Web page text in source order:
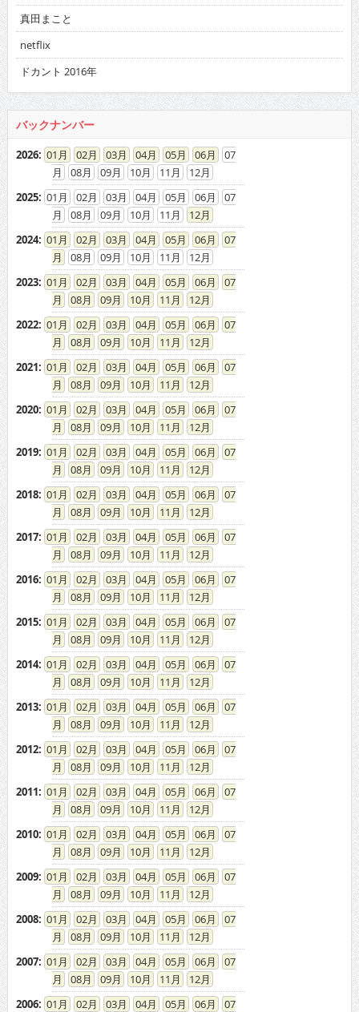
真田まこと
netflix
ドカント 2016年
バックナンバー
2026: 01 02 03 04 05 06
07
08
09 10 11
12
2025: 01 02 03 04 05 06
07
08
09 10 11
12
2024: 01 02 03 04 05 06
07
08
09 10 11
12
2023: 01 02 03 04 05 06
07
08
09 10 11
12
2022: 01 02 03 04 05 06
07
08
09 10 11
12
2021: 01 02 03 04 05 06
07
08
09 10 11
12
2020: 01 02 03 04 05 06
07
08
09 10 11
12
2019: 01 02 03 04 05 06
07
08
09 10 11
12
2018: 01 02 03 04 05 06
07
08
09 10 11
12
2017: 01 02 03 04 05 06
07
08
09 10 11
12
2016: 01 02 03 04 05 06
07
08
09 10 11
12
2015: 01 02 03 04 05 06
07
08
09 10 11
12
2014: 01 02 03 04 05 06
07
08
09 10 11
12
2013: 01 02 03 04 05 06
07
08
09 10 11
12
2012: 01 02 03 04 05 06
07
08
09 10 11
12
2011: 01 02 03 04 05 06
07
08
09 10 11
12
2010: 01 02 03 04 05 06
07
08
09 10 11
12
2009: 01 02 03 04 05 06
07
08
09 10 11
12
2008: 01 02 03 04 05 06
07
08
09 10 11
12
2007: 01 02 03 04 05 06
07
08
09 10 11
12
2006: 01 02 03 04 05 06
07